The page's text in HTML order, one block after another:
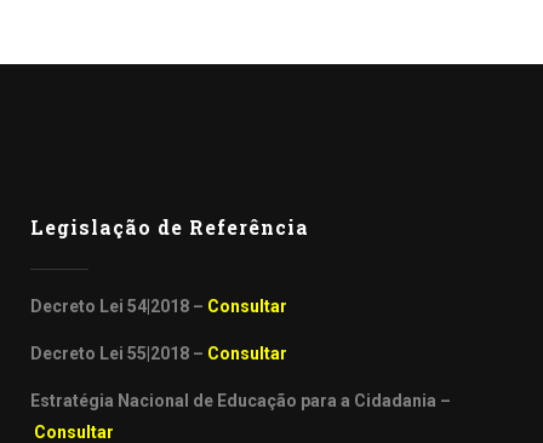
Legislação de Referência
Decreto Lei 54|2018 – Consultar
Decreto Lei 55|2018 – Consultar
Estratégia Nacional de Educação para a Cidadania –
Consultar